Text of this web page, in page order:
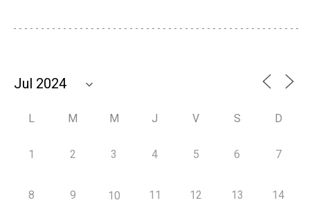
L M M J V S D
1 2 3 4 5 6 7
8 9 10 11 12 13 14